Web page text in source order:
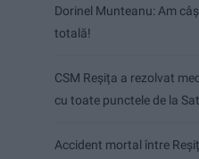
Dorinel Munteanu: Am
totală!
CSM Reșița a rezolvat
cu toate punctele de la
Accident mortal între